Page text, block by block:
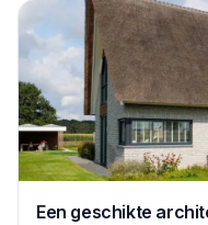
Een geschikte